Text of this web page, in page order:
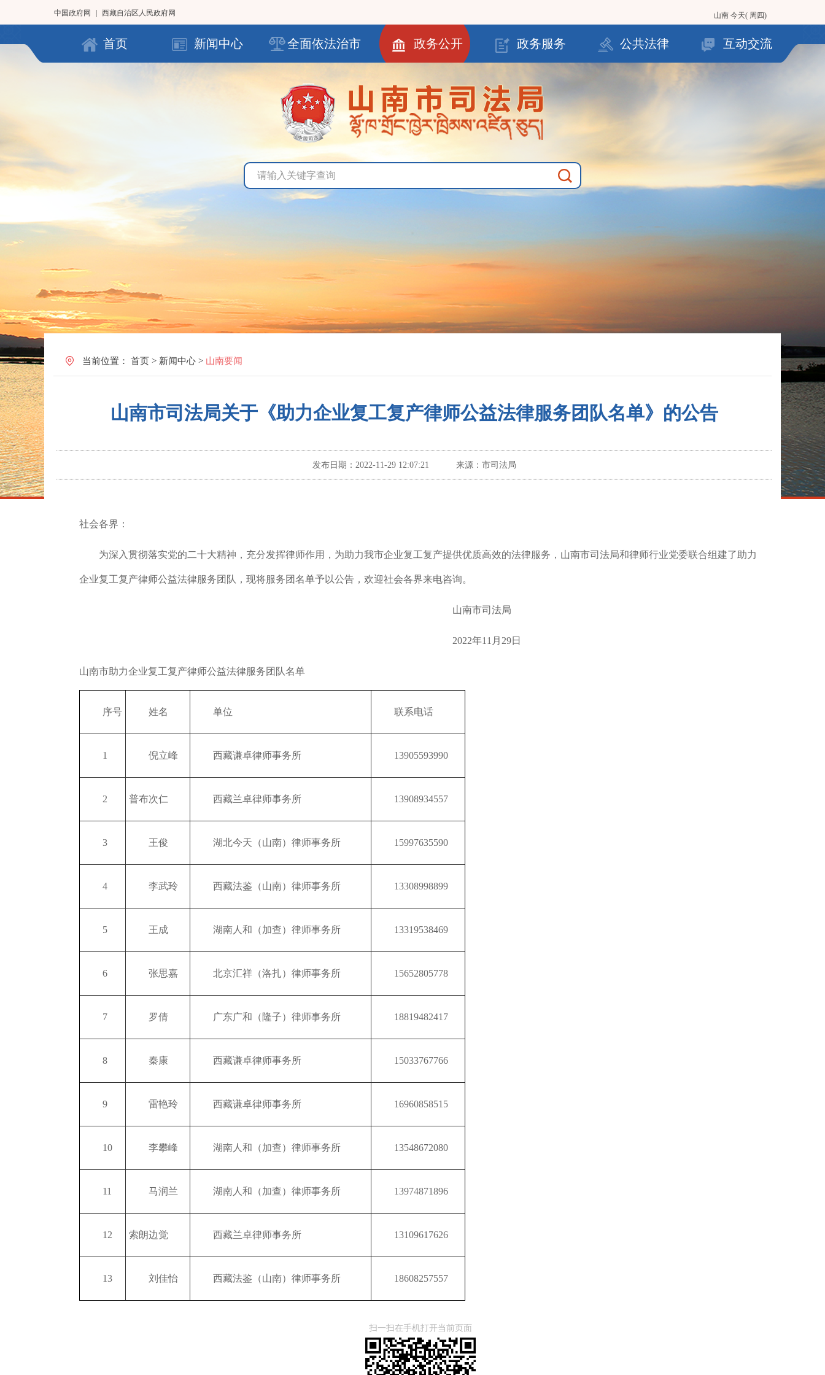
中国政府网 西藏自治区人民政府网 山南 今天( 周四)
首页 新闻中心 全面依法治市 政务公开 政务服务 公共法律 互动交流
当前位置： 首页 > 新闻中心 > 山南要闻
山南市司法局关于《助力企业复工复产律师公益法律服务团队名单》的公告
发布日期： 2022-11-29 12:07:21 来源： 市司法局
社会各界：
为深入贯彻落实党的二十大精神，充分发挥律师作用，为助力我市企业复工复产提供优质高效的法律服务，山南市司法局和律师行业党委联合组建了助力
企业复工复产律师公益法律服务团队，现将服务团名单予以公告，欢迎社会各界来电咨询。
山南市司法局
2022年11月29日
山南市助力企业复工复产律师公益法律服务团队名单
序号 姓名 单位 联系电话
1 倪立峰 西藏谦卓律师事务所 13905593990
2 普布次仁 西藏兰卓律师事务所 13908934557
3 王俊 湖北今天（山南）律师事务所 15997635590
4 李武玲 西藏法鉴（山南）律师事务所 13308998899
5 王成 湖南人和（加查）律师事务所 13319538469
6 张思嘉 北京汇祥（洛扎）律师事务所 15652805778
7 罗倩 广东广和（隆子）律师事务所 18819482417
8 秦康 西藏谦卓律师事务所 15033767766
9 雷艳玲 西藏谦卓律师事务所 16960858515
10 李攀峰 湖南人和（加查）律师事务所 13548672080
11 马润兰 湖南人和（加查）律师事务所 13974871896
12 索朗边觉 西藏兰卓律师事务所 13109617626
13 刘佳怡 西藏法鉴（山南）律师事务所 18608257557
扫一扫在手机打开当前页面